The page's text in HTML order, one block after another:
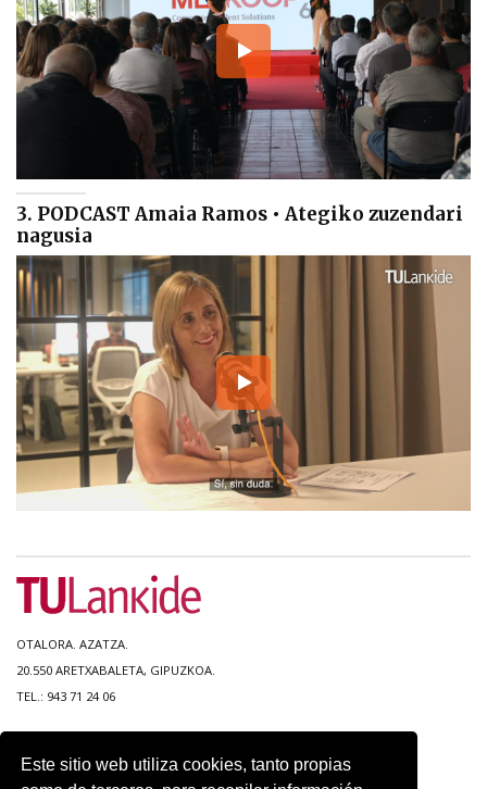
Este sitio web utiliza cookies, tanto propias
3. PODCAST Amaia Ramos • Ategiko zuzendari
nagusia
OTALORA. AZATZA.
20.550 ARETXABALETA, GIPUZKOA.
TEL.: 943 71 24 06
ACCESIBILIDAD